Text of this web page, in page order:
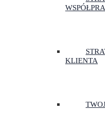
KLIENTA